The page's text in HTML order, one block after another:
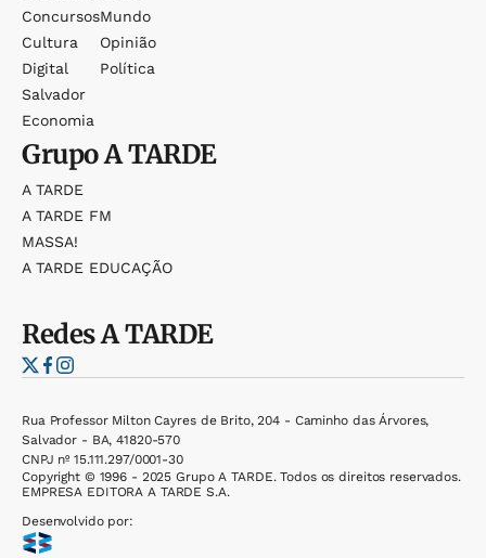
Concursos
Cultura
Digital
Salvador
Economia
Mundo
Opinião
Política
GrupoA TARDE
A TARDE
A TARDE FM
MASSA!
A TARDE EDUCAÇÃO
RedesA TARDE
Rua Professor Milton Cayres de Brito, 204 - Caminho das Árvores,
Salvador - BA, 41820-570
CNPJ nº 15.111.297/0001-30
Copyright © 1996 - 2025 Grupo A TARDE. Todos os direitos reservados.
EMPRESA EDITORA A TARDE S.A.
Desenvolvido por: